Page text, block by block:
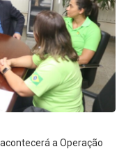
a Operação